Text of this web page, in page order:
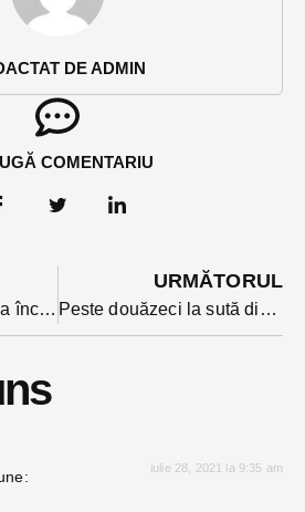
DE ADMIN
COMENTARIU
În septembrie ar putea începe și în România vaccinarea cu a treia doză. Cine sunt vizați
URMĂTORUL
Peste douăzeci la sută din profesorii care au dat titularizarea în BN au luat note între 1 si 4,99. Ce spune ministrul despre notele mici
iulie 28, 2021 la 9:35 am